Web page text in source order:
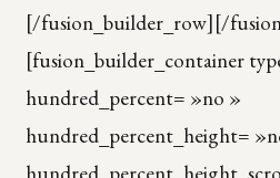
[/fusion_builder_row][/
[fusion_builder_container
hundred_percent= »no »
hundred_percent_height=